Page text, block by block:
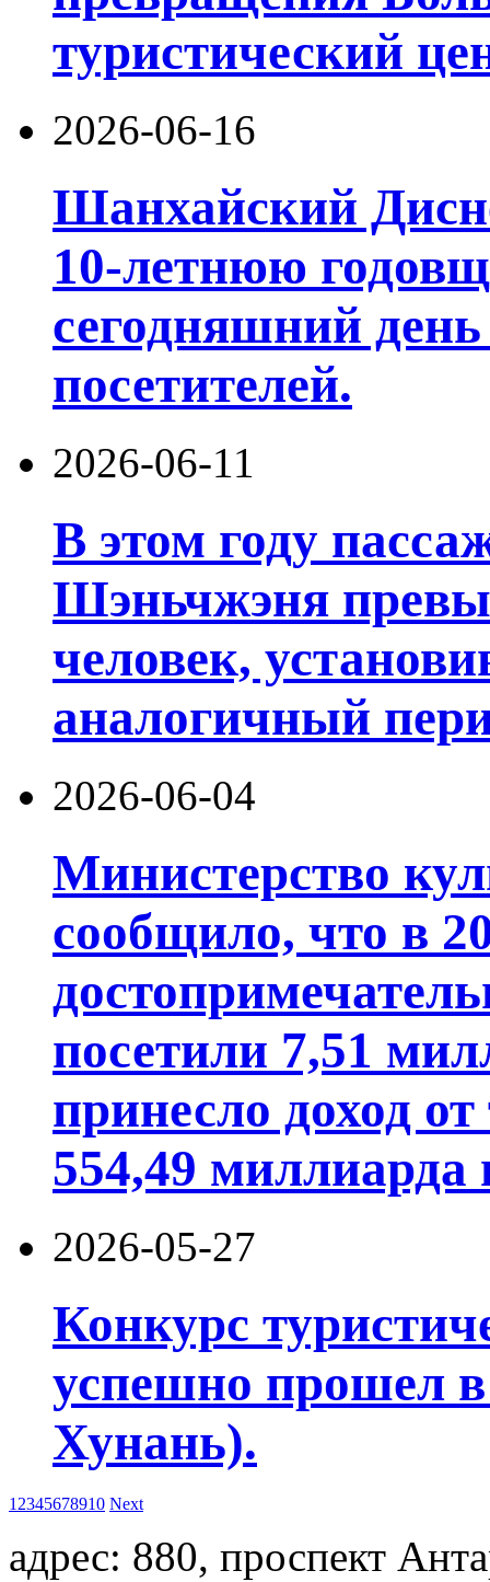
туристический
2026-06-16
Шанхайский
10-летнюю
сегодняшний
посетителей.
2026-06-11
В этом году
Шэньчжэня
человек,
аналогичный
2026-06-04
Министерство
сообщило, что в
посетили 7,51
принесло доход
554,49 миллиарда
2026-05-27
Конкурс
успешно прошел
Хунань).
1 2345678910 Next
адрес: 880, проспект